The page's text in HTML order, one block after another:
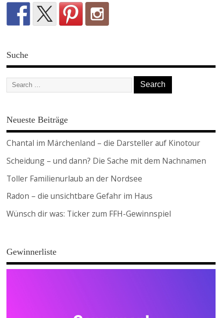
Suche
Neueste Beiträge
Chantal im Märchenland – die Darsteller auf Kinotour
Scheidung – und dann? Die Sache mit dem Nachnamen
Toller Familienurlaub an der Nordsee
Radon – die unsichtbare Gefahr im Haus
Wünsch dir was: Ticker zum FFH-Gewinnspiel
Gewinnerliste